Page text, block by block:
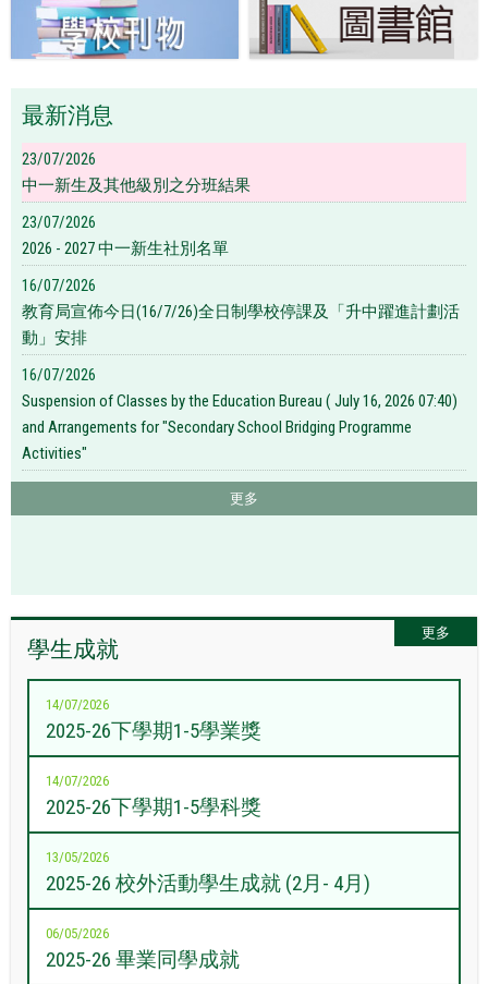
最新消息
23/07/2026
中一新生及其他級別之分班結果
23/07/2026
2026 - 2027 中一新生社別名單
16/07/2026
教育局宣佈今日(16/7/26)全日制學校停課及「升中躍進計劃活
動」安排
16/07/2026
Suspension of Classes by the Education Bureau ( July 16, 2026 07:40)
and Arrangements for "Secondary School Bridging Programme
Activities"
更多
更多
學生成就
14/07/2026
2025-26下學期1-5學業獎
14/07/2026
2025-26下學期1-5學科獎
13/05/2026
2025-26 校外活動學生成就 (2月- 4月)
06/05/2026
2025-26 畢業同學成就